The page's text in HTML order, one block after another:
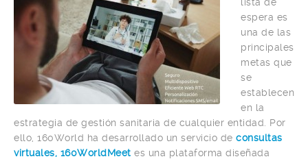
espera es
una de las
principales
metas que
se
establecen
en la
estrategia de gestión sanitaria de cualquier entidad. Por
ello, 160World ha desarrollado un servicio de consultas
virtuales, 160WorldMeet es una plataforma diseñada